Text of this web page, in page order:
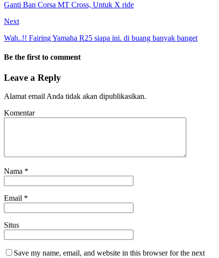
Ganti Ban Corsa MT Cross, Untuk X ride
Next
Wah..!! Fairing Yamaha R25 siapa ini. di buang banyak banget
Be the first to comment
Leave a Reply
Alamat email Anda tidak akan dipublikasikan.
Komentar
Nama *
Email *
Situs
Save my name, email, and website in this browser for the next